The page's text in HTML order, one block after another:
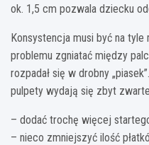
ok. 1,5 cm pozwala dziecku
Konsystencja musi być na tyle
problemu zgniatać między
rozpadał się w drobny
pulpety wydają się zbyt
– dodać trochę więcej
– nieco zmniejszyć ilość